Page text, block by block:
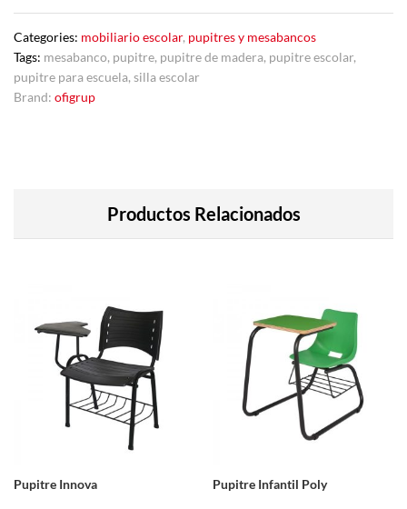
Categories: mobiliario escolar, pupitres y mesabancos
Tags: mesabanco, pupitre, pupitre de madera, pupitre escolar,
pupitre para escuela, silla escolar
Brand: ofigrup
Productos Relacionados
Pupitre Innova Pupitre Infantil Poly